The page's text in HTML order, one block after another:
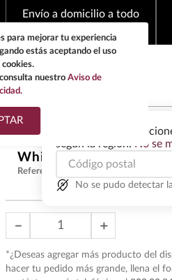
Envío a domicilio a todo
Las ofertas y las
según la región. No se
No se pudo detectar
¿Qué estas buscando?
Whisky Buchanans 18
Referencia W42027
＋
－
*¿Deseas agregar más producto del
hacer tu pedido más grande, llena el
TÉRMINOS MÁS
BUSCADOS
tequila
2.
whisky
3.
tequilas
4.
ron
para mejorar tu experiencia
estás aceptando el uso
nuestro Aviso de